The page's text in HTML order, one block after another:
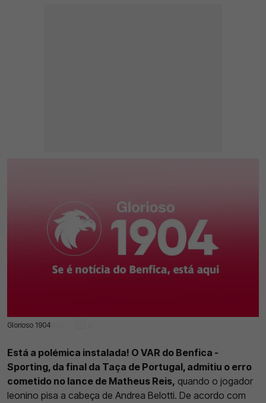
Glorioso 1904
12 Jul 2025 | 09:05 |
Está a polémica instalada! O VAR do Benfica -
Sporting, da final da Taça de Portugal, admitiu o erro
cometido no lance de Matheus Reis, quando o jogador
leonino pisa a cabeça de Andrea Belotti. De acordo com